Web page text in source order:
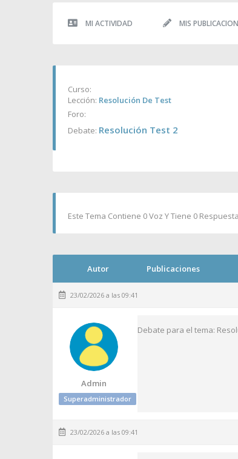
MI ACTIVIDAD MIS
Curso:
Lección: Resolución De Test
Foro:
Debate: Resolución Test 2
Este Tema Contiene 0 Voz Y Tiene 0
Autor Publicaciones
23/02/2026 a las 09:41
Admin
Superadministrador
Debate para el tema:
23/02/2026 a las 09:41